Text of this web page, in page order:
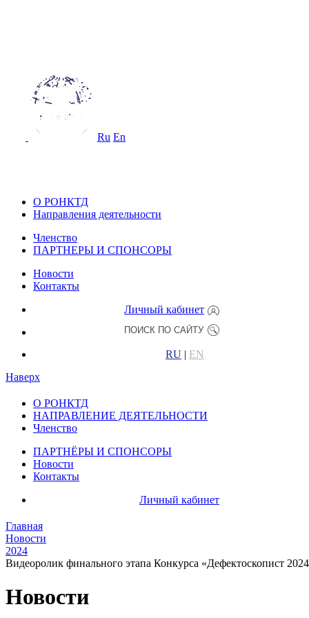
Ru En
О РОНКТД
Направления деятельности
Членство
ПАРТНЕРЫ И СПОНСОРЫ
Новости
Контакты
Личный кабинет
RU | EN
Наверх
О РОНКТД
НАПРАВЛЕНИЕ ДЕЯТЕЛЬНОСТИ
Членство
ПАРТНЁРЫ И СПОНСОРЫ
Новости
Контакты
Личный кабинет
Главная
Новости
2024
Видеоролик финального этапа Конкурса «Дефектоскопист
Новости